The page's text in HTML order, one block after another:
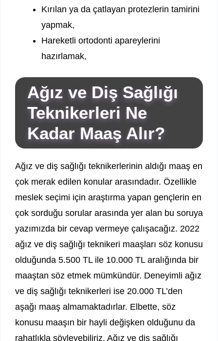
Kırılan ya da çatlayan protezlerin tamirini
yapmak,
Hareketli ortodonti apareylerini
hazırlamak,
Ağız ve Diş Sağlığı
Teknikerleri Ne
Kadar Maaş Alır?
Ağız ve diş sağlığı teknikerlerinin aldığı maaş en
çok merak edilen konular arasındadır. Özellikle
meslek seçimi için araştırma yapan gençlerin en
çok sorduğu sorular arasında yer alan bu soruya
yazımızda bir cevap vermeye çalışacağız. 2022
ağız ve diş sağlığı teknikeri maaşları söz konusu
olduğunda 5.500 TL ile 10.000 TL aralığında bir
maaştan söz etmek mümkündür. Deneyimli ağız
ve diş sağlığı teknikerleri ise 20.000 TL’den
aşağı maaş almamaktadırlar. Elbette, söz
konusu maaşın bir hayli değişken olduğunu da
rahatlıkla söyleyebiliriz. Ağız ve diş sağlığı